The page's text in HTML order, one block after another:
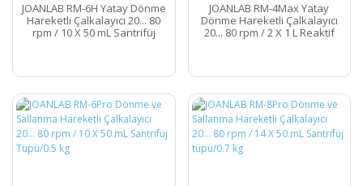
JOANLAB RM-6H Yatay Dönme
Hareketli Çalkalayıcı 20... 80
rpm / 10 X 50 mL Santrifüj
JOANLAB RM-4Max Yatay
Dönme Hareketli Çalkalayıcı
20... 80 rpm / 2 X 1 L Reaktif